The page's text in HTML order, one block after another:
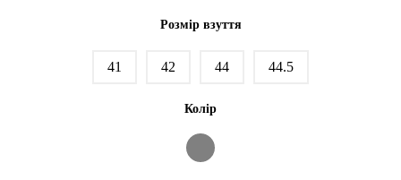
Розмір взуття
41 42 44 44.5
Колір